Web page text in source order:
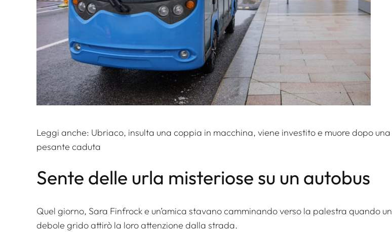
Leggi anche: Ubriaco, insulta una coppia in macchina, viene investito e muore dopo una
pesante caduta
Sente delle urla misteriose su un autobus
Quel giorno, Sara Finfrock e un’amica stavano camminando verso la palestra quando un
debole grido attirò la loro attenzione dalla strada.